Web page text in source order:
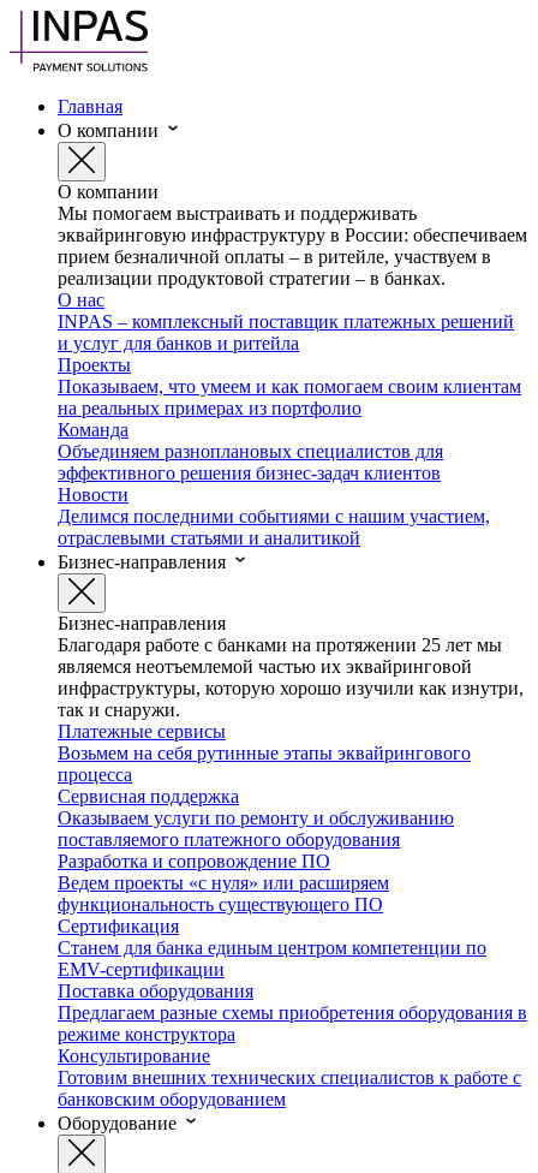
Главная
О компании
О компании
Мы помогаем выстраивать и поддерживать
эквайринговую инфраструктуру в России: обеспечиваем
прием безналичной оплаты – в ритейле, участвуем в
реализации продуктовой стратегии – в банках.
О нас
INPAS – комплексный поставщик платежных решений
и услуг для банков и ритейла
Проекты
Показываем, что умеем и как помогаем своим клиентам
на реальных примерах из портфолио
Команда
Объединяем разноплановых специалистов для
эффективного решения бизнес-задач клиентов
Новости
Делимся последними событиями с нашим участием,
отраслевыми статьями и аналитикой
Бизнес-направления
Бизнес-направления
Благодаря работе с банками на протяжении 25 лет мы
являемся неотъемлемой частью их эквайринговой
инфраструктуры, которую хорошо изучили как изнутри,
так и снаружи.
Платежные сервисы
Возьмем на себя рутинные этапы эквайрингового
процесса
Сервисная поддержка
Оказываем услуги по ремонту и обслуживанию
поставляемого платежного оборудования
Разработка и сопровождение ПО
Ведем проекты «с нуля» или расширяем
функциональность существующего ПО
Сертификация
Станем для банка единым центром компетенции по
EMV-сертификации
Поставка оборудования
Предлагаем разные схемы приобретения оборудования в
режиме конструктора
Консультирование
Готовим внешних технических специалистов к работе с
банковским оборудованием
Оборудование